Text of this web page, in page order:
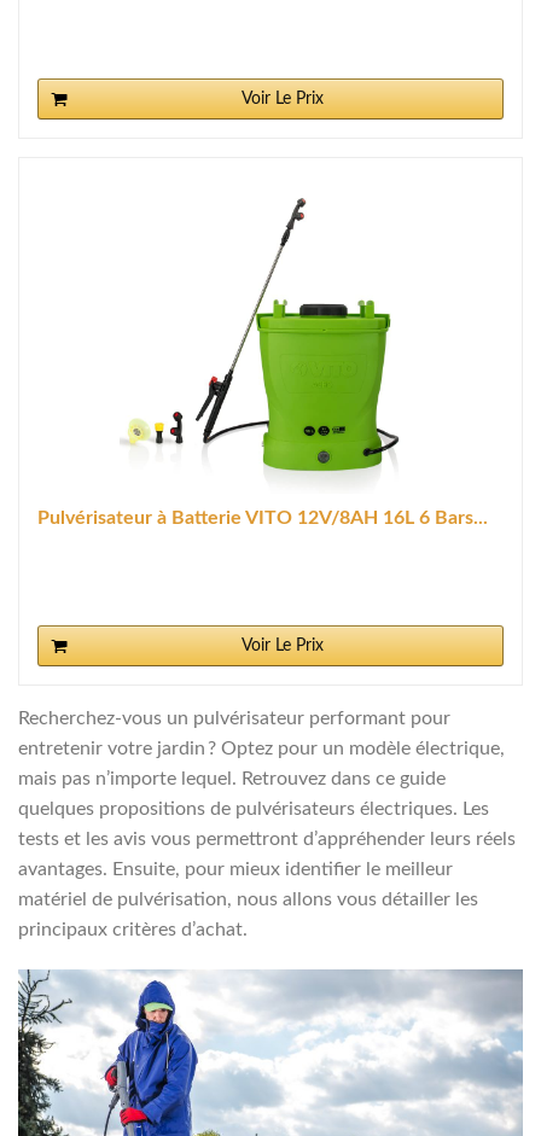
Voir Le Prix
Pulvérisateur à Batterie VITO 12V/8AH 16L 6 Bars...
Voir Le Prix
Recherchez-vous un pulvérisateur performant pour
entretenir votre jardin ? Optez pour un modèle électrique,
mais pas n’importe lequel. Retrouvez dans ce guide
quelques propositions de pulvérisateurs électriques. Les
tests et les avis vous permettront d’appréhender leurs réels
avantages. Ensuite, pour mieux identifier le meilleur
matériel de pulvérisation, nous allons vous détailler les
principaux critères d’achat.